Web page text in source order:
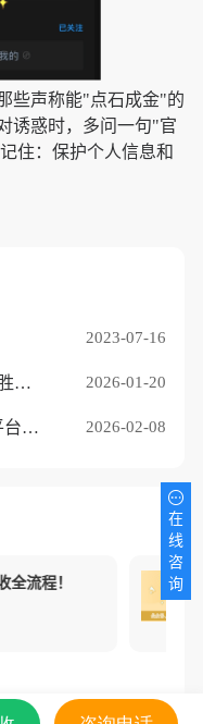
声称能"点石成金"的
诱惑时，多问一句"官
住：保护个人信息和
2023-07-16
沃尔玛礼品卡去哪回收？三种优胜途径推荐 2026-01-20
京东e卡回收怎么秒到账，选对平台是关键 2026-02-08
！
在
线
咨
询